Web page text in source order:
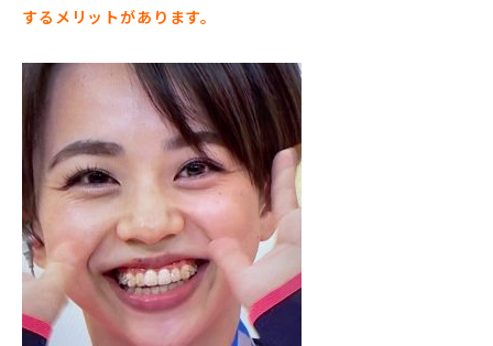
するメリットがあります。